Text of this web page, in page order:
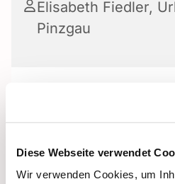
Diese Webseite verwendet
Wir verwenden Cookies, um
Elisabeth Fiedler,
Pinzgau